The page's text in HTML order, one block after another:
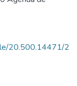
20.500.14471/2